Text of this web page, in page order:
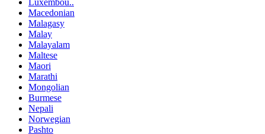
Macedonian
Malagasy
Malay
Malayalam
Maltese
Maori
Marathi
Mongolian
Burmese
Nepali
Norwegian
Pashto